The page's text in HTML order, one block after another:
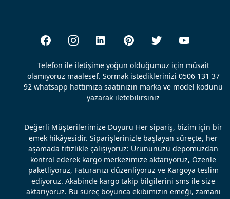
Telefon ile iletişime yoğun olduğumuz için müsait
olamıyoruz maalesef. Sormak istediklerinizi 0506 131 37
92 whatsapp hattımıza saatinizin marka ve model kodunu
yazarak iletebilirsiniz
Değerli Müşterilerimize Duyuru Her sipariş, bizim için bir
emek hikâyesidir. Siparişlerinizle başlayan süreçte, her
aşamada titizlikle çalışıyoruz: Ürününüzü depomuzdan
kontrol ederek kargo merkezimize aktarıyoruz, Özenle
paketliyoruz, Faturanızı düzenliyoruz ve Kargoya teslim
ediyoruz. Akabinde kargo takip bilgilerini sms ile size
aktarıyoruz. Bu süreç boyunca ekibimizin emeği, zamanı